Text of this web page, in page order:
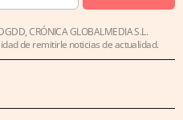
CRÓNICA GLOBALMEDIA S.L.
de remitirle noticias de actualidad.